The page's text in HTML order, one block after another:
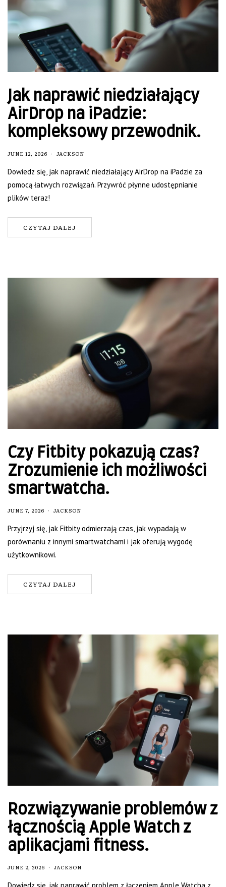
Jak naprawić niedziałający
AirDrop na iPadzie:
kompleksowy przewodnik.
JUNE 12, 2026 JACKSON
Dowiedz się, jak naprawić niedziałający AirDrop na iPadzie za
pomocą łatwych rozwiązań. Przywróć płynne udostępnianie
plików teraz!
CZYTAJ DALEJ
Czy Fitbity pokazują czas?
Zrozumienie ich możliwości
smartwatcha.
JUNE 7, 2026 JACKSON
Przyjrzyj się, jak Fitbity odmierzają czas, jak wypadają w
porównaniu z innymi smartwatchami i jak oferują wygodę
użytkownikowi.
CZYTAJ DALEJ
Rozwiązywanie problemów z
łącznością Apple Watch z
aplikacjami fitness.
JUNE 2, 2026 JACKSON